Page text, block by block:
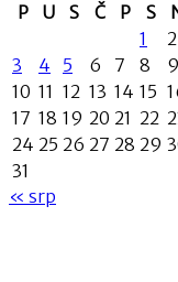
P
U S Č P S
1
2
3
4 5 6 7 8
9
10 11 12 13 14 15
17 18 19 20 21 22
24 25 26 27 28 29
31
« srp